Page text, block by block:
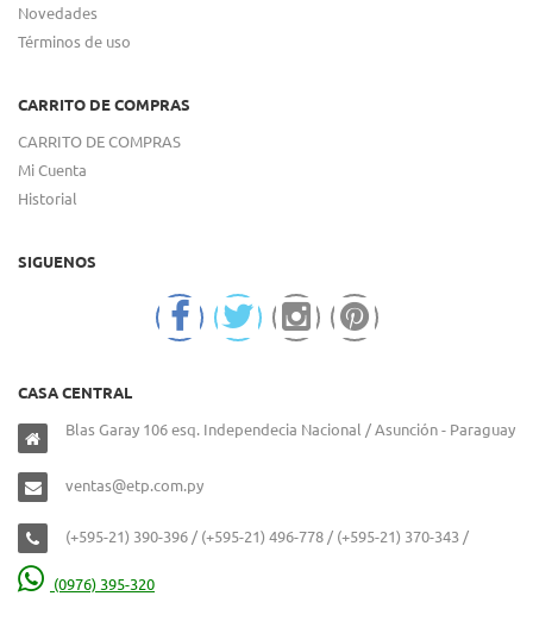
Novedades
Términos de uso
CARRITO DE COMPRAS
CARRITO DE COMPRAS
Mi Cuenta
Historial
SIGUENOS
CASA CENTRAL
Blas Garay 106 esq. Independecia Nacional / Asunción - Paraguay
ventas@etp.com.py
(+595-21) 390-396 / (+595-21) 496-778 / (+595-21) 370-343 /
(0976) 395-320